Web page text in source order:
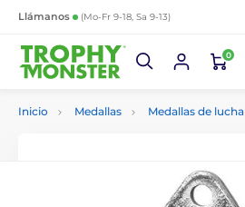
Llámanos (Mo-Fr 9-18, Sa 9-13)
0
Inicio Medallas Medallas de lucha